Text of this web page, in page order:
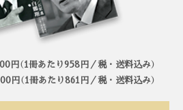
円（1冊あたり958円／税・送料込み）
円（1冊あたり861円／税・送料込み）